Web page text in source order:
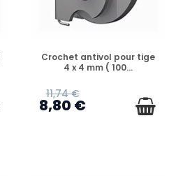
EN STOCK
Crochet antivol pour tige
4 x 4 mm ( 100...
11,74 €
8,80 €